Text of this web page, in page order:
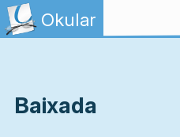
Salta fins al contingut
Okular
Baixada